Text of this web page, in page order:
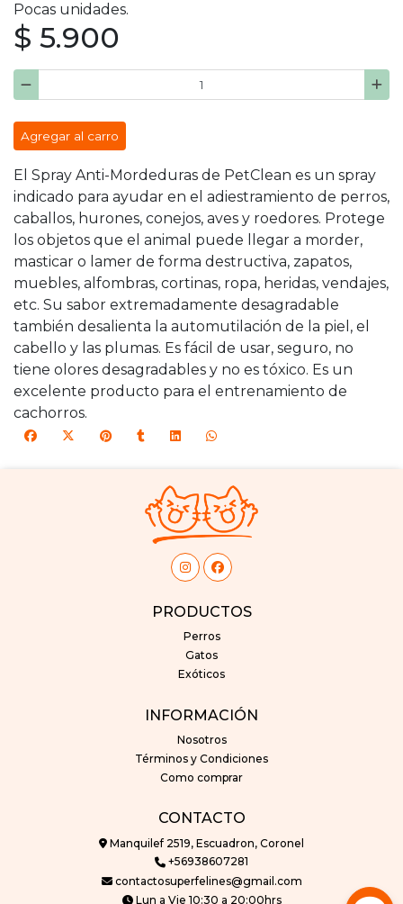
Pocas unidades.
$ 5.900
Agregar al carro
El Spray Anti-Mordeduras de PetClean es un spray
indicado para ayudar en el adiestramiento de perros,
caballos, hurones, conejos, aves y roedores. Protege
los objetos que el animal puede llegar a morder,
masticar o lamer de forma destructiva, zapatos,
muebles, alfombras, cortinas, ropa, heridas, vendajes,
etc. Su sabor extremadamente desagradable
también desalienta la automutilación de la piel, el
cabello y las plumas. Es fácil de usar, seguro, no
tiene olores desagradables y no es tóxico. Es un
excelente producto para el entrenamiento de
cachorros.
PRODUCTOS
Perros
Gatos
Exóticos
INFORMACIÓN
Nosotros
Términos y Condiciones
Como comprar
CONTACTO
Manquilef 2519, Escuadron, Coronel
+56938607281
contactosuperfelines@gmail.com
Lun a Vie 10:30 a 20:00hrs